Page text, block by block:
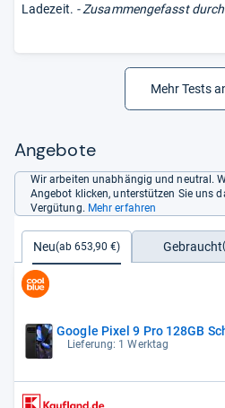
Ladezeit. - Zusammengefasst
Mehr Tests
Angebote
Wir arbeiten unabhängig und neutral.
Angebot klicken, unterstützen Sie uns
Vergütung. Mehr erfahren
Neu(ab 653,90 €) Gebraucht
Google Pixel 9 Pro 128GB
Lieferung: 1 Werktag